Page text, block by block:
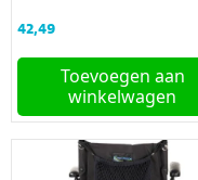
42,49
Toevoegen aan
winkelwagen